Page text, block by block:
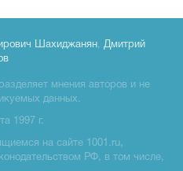
Шахиджанян, Дмитрий
мнения авторов и не
данных.
1997 г.
на сайте 1001.ru,
РФ, в том числе,